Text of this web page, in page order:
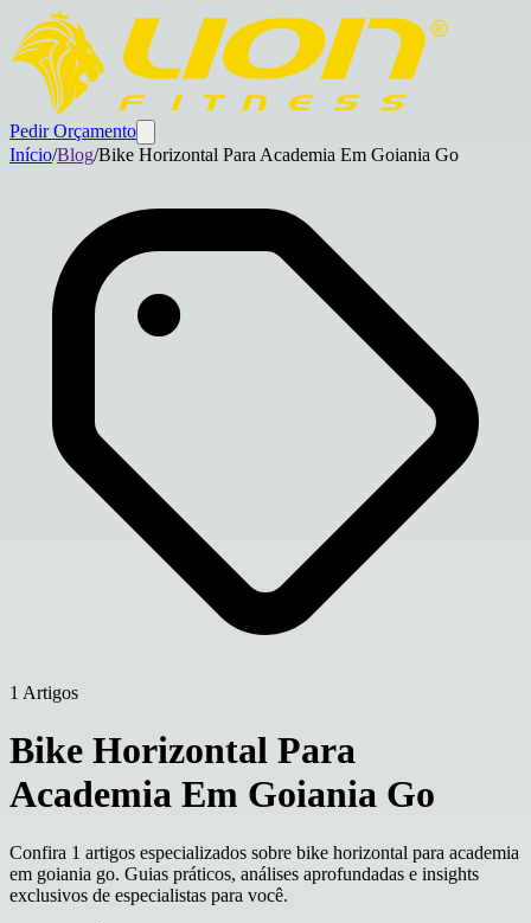
Pedir Orçamento
Início/Blog/Bike Horizontal Para Academia Em Goiania Go
1 Artigos
Bike Horizontal Para
Academia Em Goiania Go
Confira 1 artigos especializados sobre bike horizontal para academia
em goiania go. Guias práticos, análises aprofundadas e insights
exclusivos de especialistas para você.